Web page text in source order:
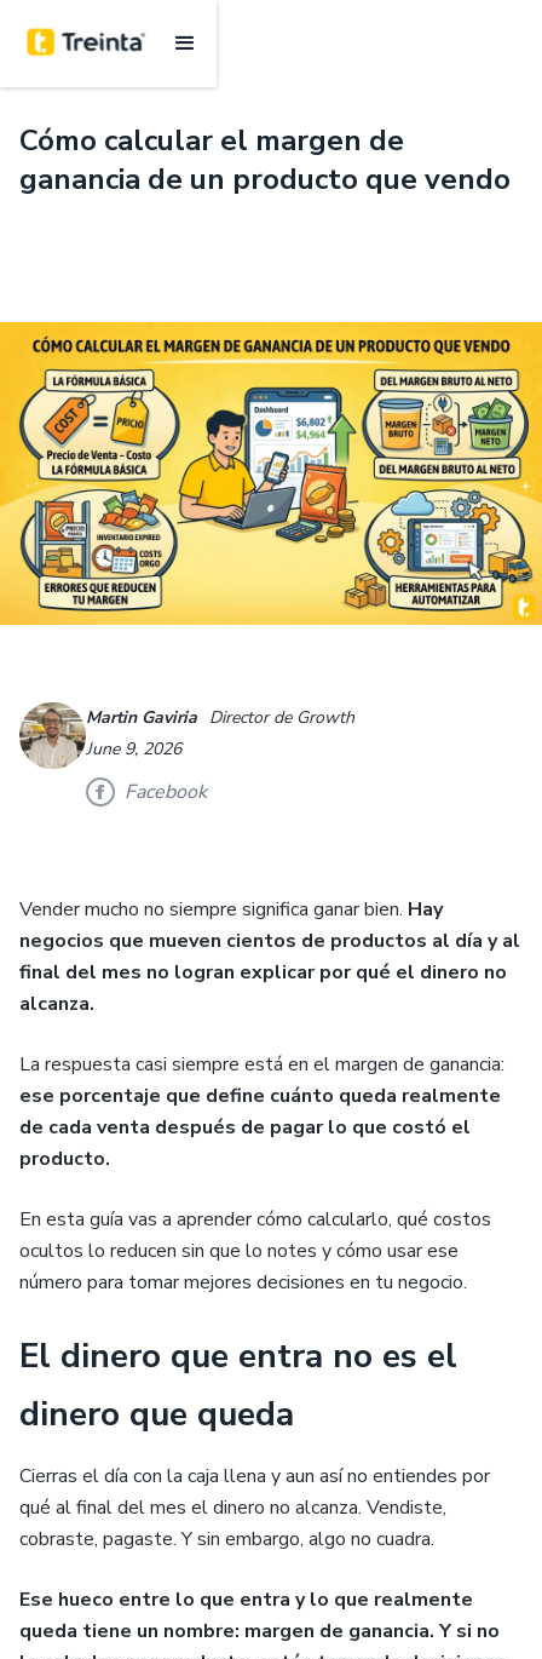
Cómo calcular el margen de
ganancia de un producto que vendo
Martin Gaviria Director de Growth
June 9, 2026
Facebook
Vender mucho no siempre significa ganar bien. Hay
negocios que mueven cientos de productos al día y al
final del mes no logran explicar por qué el dinero no
alcanza.
La respuesta casi siempre está en el margen de ganancia:
ese porcentaje que define cuánto queda realmente
de cada venta después de pagar lo que costó el
producto.
En esta guía vas a aprender cómo calcularlo, qué costos
ocultos lo reducen sin que lo notes y cómo usar ese
número para tomar mejores decisiones en tu negocio.
El dinero que entra no es el
dinero que queda
Cierras el día con la caja llena y aun así no entiendes por
qué al final del mes el dinero no alcanza. Vendiste,
cobraste, pagaste. Y sin embargo, algo no cuadra.
Ese hueco entre lo que entra y lo que realmente
queda tiene un nombre: margen de ganancia. Y si no